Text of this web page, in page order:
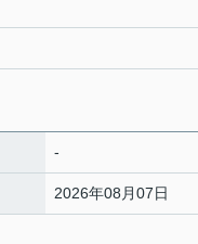
-
2026年08月07日